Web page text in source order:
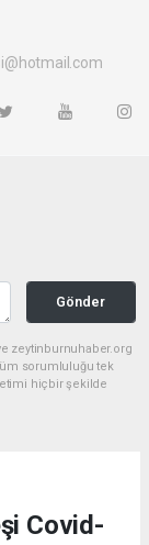
Gönder
zeytinburnuhaber.org
sorumluluğu tek
hiçbir şekilde
Covid-